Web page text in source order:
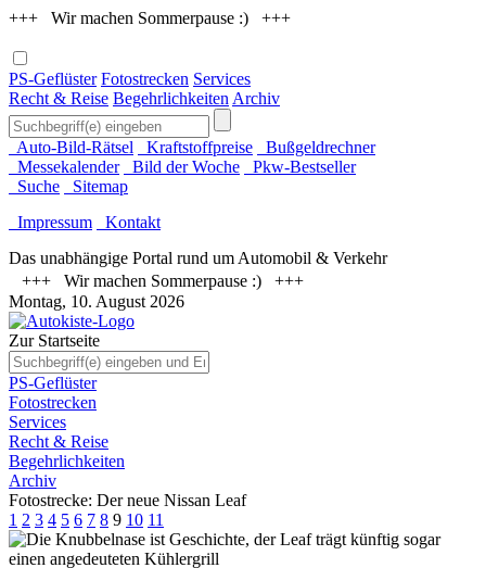
+++ Wir machen Sommerpause :) +++
PS-Geflüster Fotostrecken Services
Recht & Reise Begehrlichkeiten Archiv
Auto-Bild-Rätsel Kraftstoffpreise
Bußgeldrechner
Messekalender
Bild der Woche
Pkw-Bestseller
Suche
Sitemap
Impressum
Kontakt
Das unabhängige Portal rund um Automobil & Verkehr
+++ Wir machen Sommerpause :) +++
Montag, 10. August 2026
Zur Startseite
PS-Geflüster
Fotostrecken
Services
Recht & Reise
Begehrlichkeiten
Archiv
Fotostrecke: Der neue Nissan Leaf
1 2 3 4 5 6 7 8 9 10 11